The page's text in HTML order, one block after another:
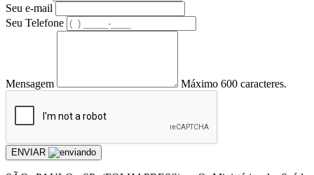
Seu e-mail
Seu Telefone
Mensagem Máximo 600 caracteres.
ENVIAR